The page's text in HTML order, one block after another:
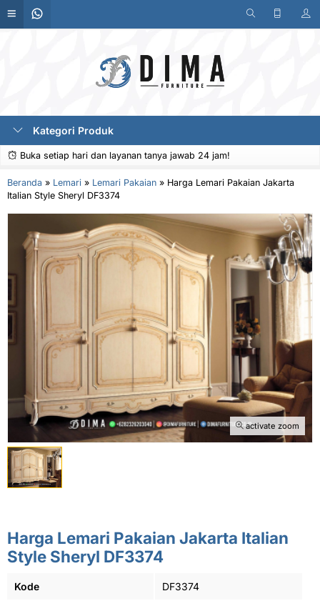
Kategori Produk
Buka setiap hari dan layanan tanya jawab 24 jam!
Beranda » Lemari » Lemari Pakaian » Harga Lemari Pakaian Jakarta
Italian Style Sheryl DF3374
activate zoom
Harga Lemari Pakaian Jakarta Italian
Style Sheryl DF3374
Kode DF3374